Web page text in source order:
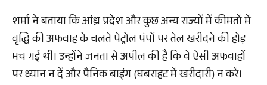
शर्मा ने बताया कि आंध्र प्रदेश और कुछ अन्य राज्यों में कीमतों में
वृद्धि की अफवाह के चलते पेट्रोल पंपों पर तेल खरीदने की होड़
मच गई थी। उन्होंने जनता से अपील की है कि वे ऐसी अफवाहों
पर ध्यान न दें और पैनिक बाइंग (घबराहट में खरीदारी) न करें।